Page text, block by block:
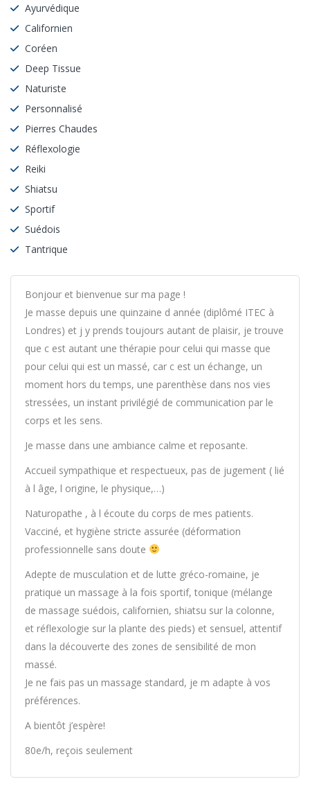
Ayurvédique
Californien
Coréen
Deep Tissue
Naturiste
Personnalisé
Pierres Chaudes
Réflexologie
Reiki
Shiatsu
Sportif
Suédois
Tantrique
Bonjour et bienvenue sur ma page !
Je masse depuis une quinzaine d année (diplômé ITEC à
Londres) et j y prends toujours autant de plaisir, je trouve
que c est autant une thérapie pour celui qui masse que
pour celui qui est un massé, car c est un échange, un
moment hors du temps, une parenthèse dans nos vies
stressées, un instant privilégié de communication par le
corps et les sens.
Je masse dans une ambiance calme et reposante.
Accueil sympathique et respectueux, pas de jugement ( lié
à l âge, l origine, le physique,…)
Naturopathe , à l écoute du corps de mes patients.
Vacciné, et hygiène stricte assurée (déformation
professionnelle sans doute
Adepte de musculation et de lutte gréco-romaine, je
pratique un massage à la fois sportif, tonique (mélange
de massage suédois, californien, shiatsu sur la colonne,
et réflexologie sur la plante des pieds) et sensuel, attentif
dans la découverte des zones de sensibilité de mon
massé.
Je ne fais pas un massage standard, je m adapte à vos
préférences.
A bientôt j’espère!
80e/h, reçois seulement